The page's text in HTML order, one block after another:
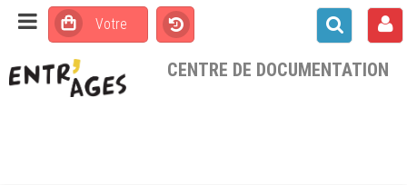
CENTRE DE DOCUMENTATION